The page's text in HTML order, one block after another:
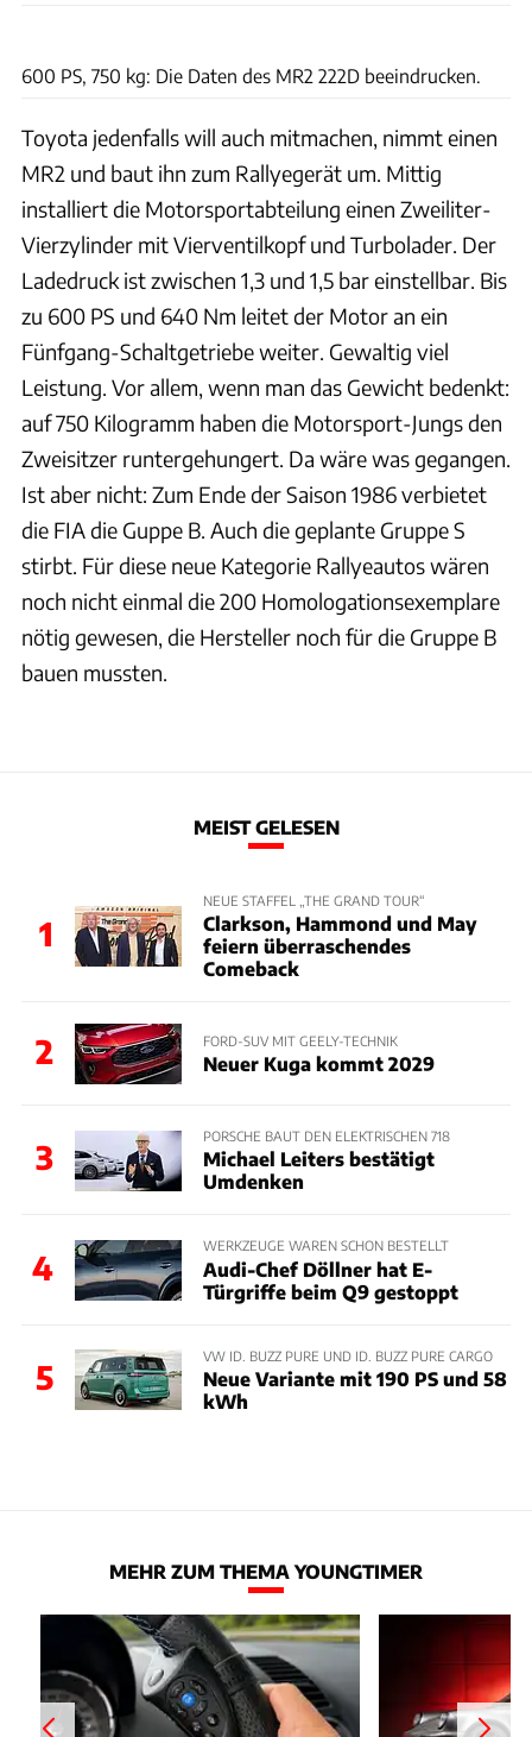
600 PS, 750 kg: Die Daten des MR2 222D beeindrucken.
Toyota jedenfalls will auch mitmachen, nimmt einen
MR2 und baut ihn zum Rallyegerät um. Mittig
installiert die Motorsportabteilung einen Zweiliter-
Vierzylinder mit Vierventilkopf und Turbolader. Der
Ladedruck ist zwischen 1,3 und 1,5 bar einstellbar. Bis
zu 600 PS und 640 Nm leitet der Motor an ein
Fünfgang-Schaltgetriebe weiter. Gewaltig viel
Leistung. Vor allem, wenn man das Gewicht bedenkt:
auf 750 Kilogramm haben die Motorsport-Jungs den
Zweisitzer runtergehungert. Da wäre was gegangen.
Ist aber nicht: Zum Ende der Saison 1986 verbietet
die FIA die Guppe B. Auch die geplante Gruppe S
stirbt. Für diese neue Kategorie Rallyeautos wären
noch nicht einmal die 200 Homologationsexemplare
nötig gewesen, die Hersteller noch für die Gruppe B
bauen mussten.
MEIST GELESEN
1
NEUE STAFFEL „THE GRAND TOUR“
Clarkson, Hammond und May
feiern überraschendes
Comeback
2 FORD-SUV MIT GEELY-TECHNIK
Neuer Kuga kommt 2029
3
PORSCHE BAUT DEN ELEKTRISCHEN 718
Michael Leiters bestätigt
Umdenken
4
WERKZEUGE WAREN SCHON BESTELLT
Audi-Chef Döllner hat E-
Türgriffe beim Q9 gestoppt
5
VW ID. BUZZ PURE UND ID. BUZZ PURE CARGO
Neue Variante mit 190 PS und 58
kWh
MEHR ZUM THEMA YOUNGTIMER